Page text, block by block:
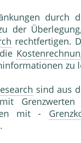
durch
der
rechtfertigen.
zu
sind aus
mit
mit -